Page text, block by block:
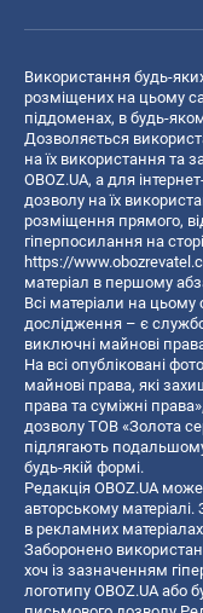
Використання будь-
розміщених на цьому
піддоменах, в будь-
Дозволяється
на їх використання та
OBOZ.UA, а для
дозволу на їх
розміщення прямого,
гіперпосилання на
https://
матеріал в першому
Всі матеріали на цьому
дослідження – є
виключні майнові
На всі опубліковані
майнові права, які
права та суміжні
дозволу ТОВ «Золота
підлягають
будь-якій формі.
Редакція OBOZ.UA
авторському матеріалі.
в рекламних
Заборонено
хоч із зазначенням
логотипу OBOZ.UA або